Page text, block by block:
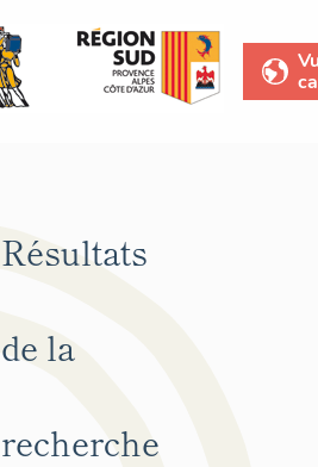
Résultats
de la
recherche